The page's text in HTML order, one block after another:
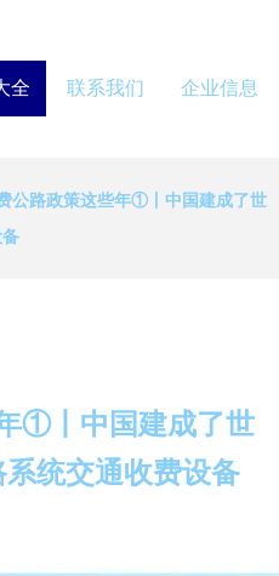
全 联系我们 企业信息
公路政策这些年①丨中国建成了世
①丨中国建成了世
统交通收费设备